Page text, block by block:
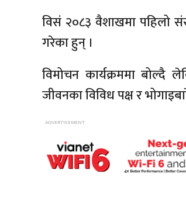
विसं २०८३ वैशाखमा पहिलो
गरेका हुन् ।
विमोचन कार्यक्रममा बोल्दै
जीवनका विविध पक्ष र